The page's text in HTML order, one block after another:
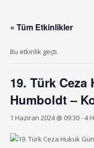
« Tüm Etkinlikler
Bu etkinlik geçti.
19. Türk
Humboldt –
1 Haziran 2024 @ 09:30-4